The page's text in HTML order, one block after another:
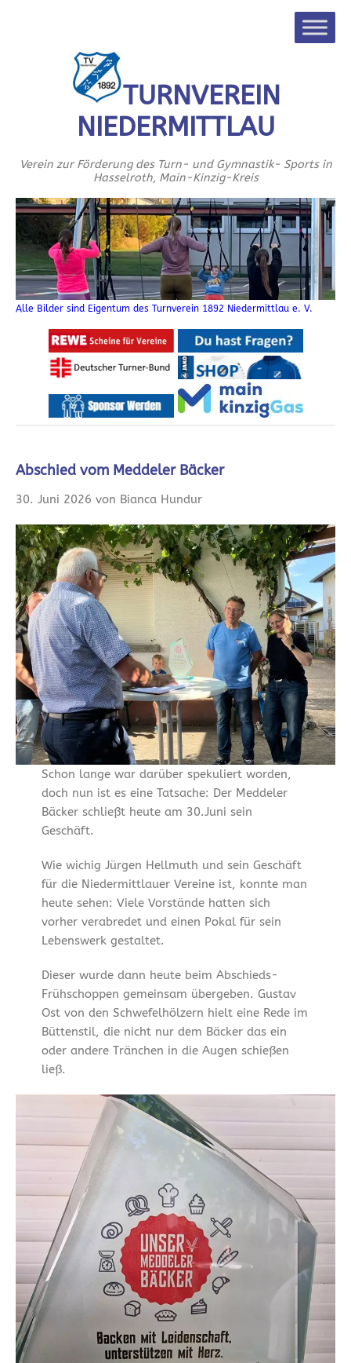
TURNVEREIN
NIEDERMITTLAU
Verein zur Förderung des Turn- und Gymnastik- Sports in
Hasselroth, Main-Kinzig-Kreis
Alle Bilder sind Eigentum des Turnverein 1892 Niedermittlau e. V.
Abschied vom Meddeler Bäcker
30. Juni 2026 von Bianca Hundur
Schon lange war darüber spekuliert worden,
doch nun ist es eine Tatsache: Der Meddeler
Bäcker schließt heute am 30.Juni sein
Geschäft.
Wie wichig Jürgen Hellmuth und sein Geschäft
für die Niedermittlauer Vereine ist, konnte man
heute sehen: Viele Vorstände hatten sich
vorher verabredet und einen Pokal für sein
Lebenswerk gestaltet.
Dieser wurde dann heute beim Abschieds-
Frühschoppen gemeinsam übergeben. Gustav
Ost von den Schwefelhölzern hielt eine Rede im
Büttenstil, die nicht nur dem Bäcker das ein
oder andere Tränchen in die Augen schießen
ließ.